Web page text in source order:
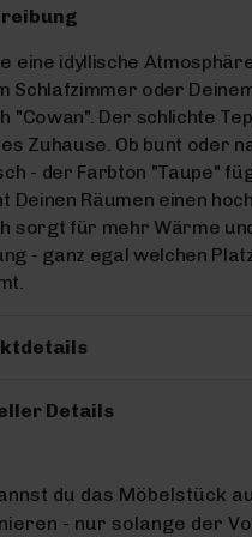
eine idyllische
Schlafzimmer oder
"Cowan". Der schlichte
Zuhause. Ob bunt oder
- der Farbton "Taupe"
Deinen Räumen einen
sorgt für mehr Wärme
- ganz egal welchen
Details
du das Möbelstück
- nur solange der